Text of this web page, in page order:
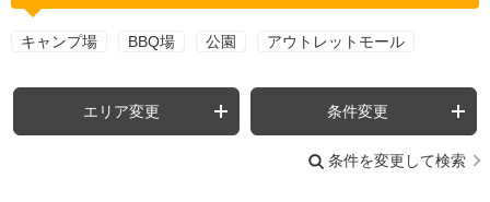
キャンプ場 BBQ場 公園 アウトレットモール
エリア変更 条件変更
条件を変更して検索